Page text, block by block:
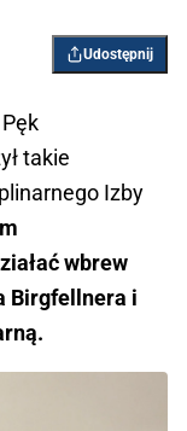
Udostępnij
takie
Izby
wbrew
Birgfellnera i